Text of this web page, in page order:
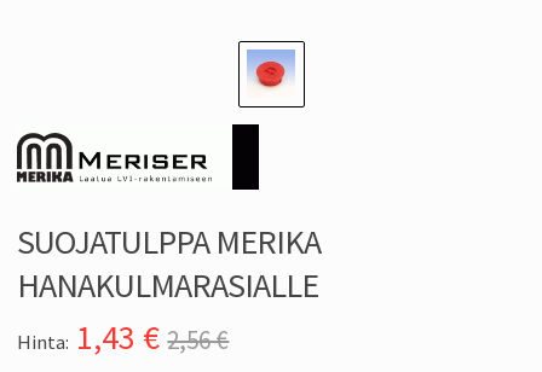
SUOJATULPPA MERIKA
HANAKULMARASIALLE
Hinta: 1,43 € 2,56 €